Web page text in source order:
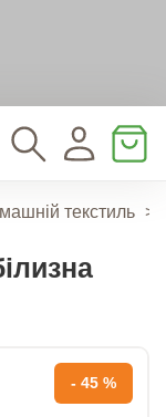
текстиль >
- 45 %